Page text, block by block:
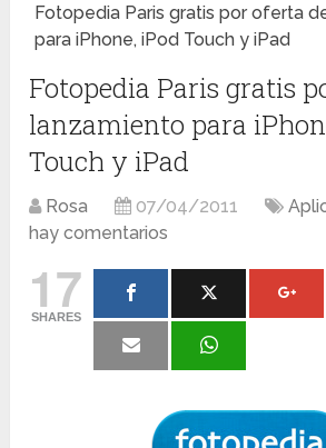
Fotopedia Paris gratis por oferta
para iPhone, iPod Touch y iPad
Fotopedia Paris gratis
lanzamiento para
Touch y iPad
Rosa 07/04/2011
hay comentarios
17
SHARES